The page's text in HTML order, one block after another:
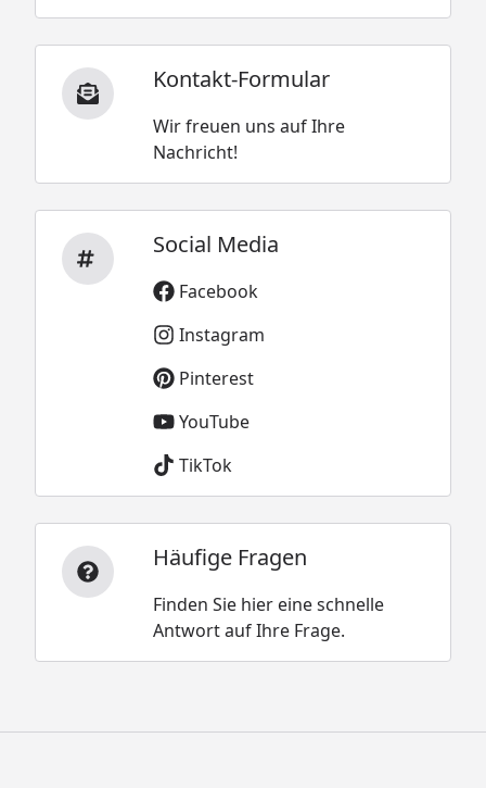
Kontakt-Formular
Wir freuen uns auf Ihre
Nachricht!
Social Media
Facebook
Instagram
Pinterest
YouTube
TikTok
Häufige Fragen
Finden Sie hier eine schnelle
Antwort auf Ihre Frage.